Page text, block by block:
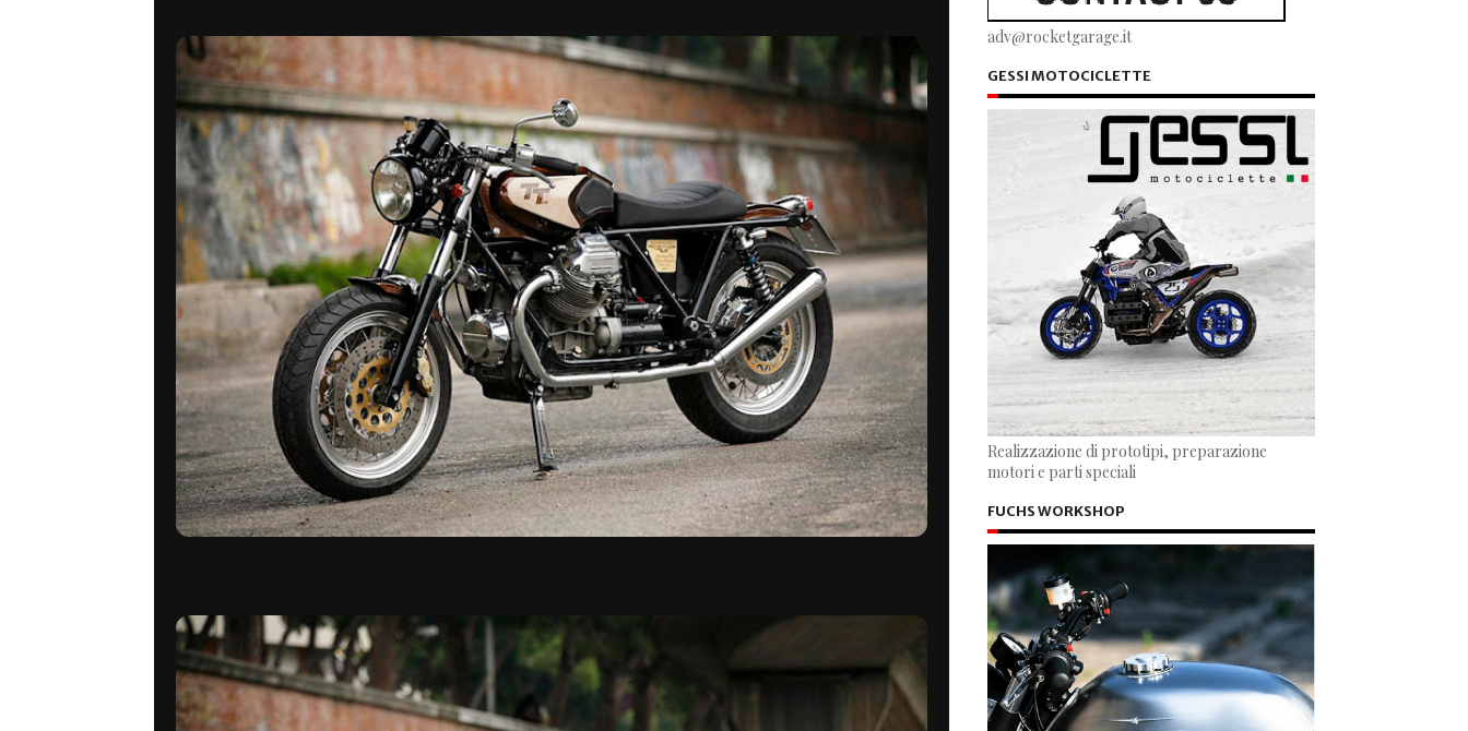
adv@rocketgarage.it
GESSI MOTOCICLETTE
Realizzazione di prototipi, preparazione
motori e parti speciali
FUCHS WORKSHOP